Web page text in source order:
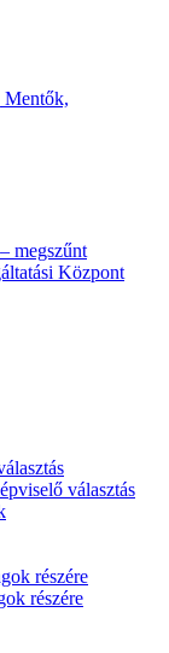
Mentők,
megszűnt
Központ
választás
részére
részére